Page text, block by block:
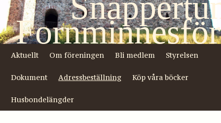
Aktuellt Om föreningen Bli medlem Styrelsen
Dokument Adressbeställning Köp våra böcker
Husbondelängder